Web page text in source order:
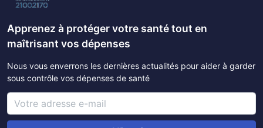
Apprenez à protéger votre santé tout en
maîtrisant vos dépenses
Nous vous enverrons les dernières actualités pour aider à garder
sous contrôle vos dépenses de santé